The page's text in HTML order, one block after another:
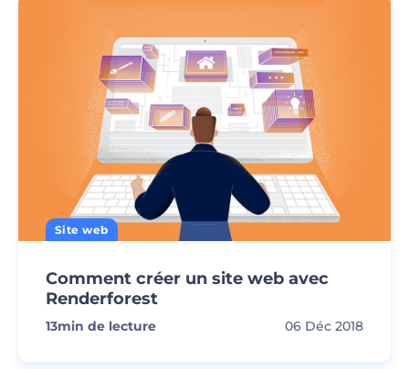
Site web
Comment créer un site web avec
Renderforest
13min de lecture 06 Déc 2018